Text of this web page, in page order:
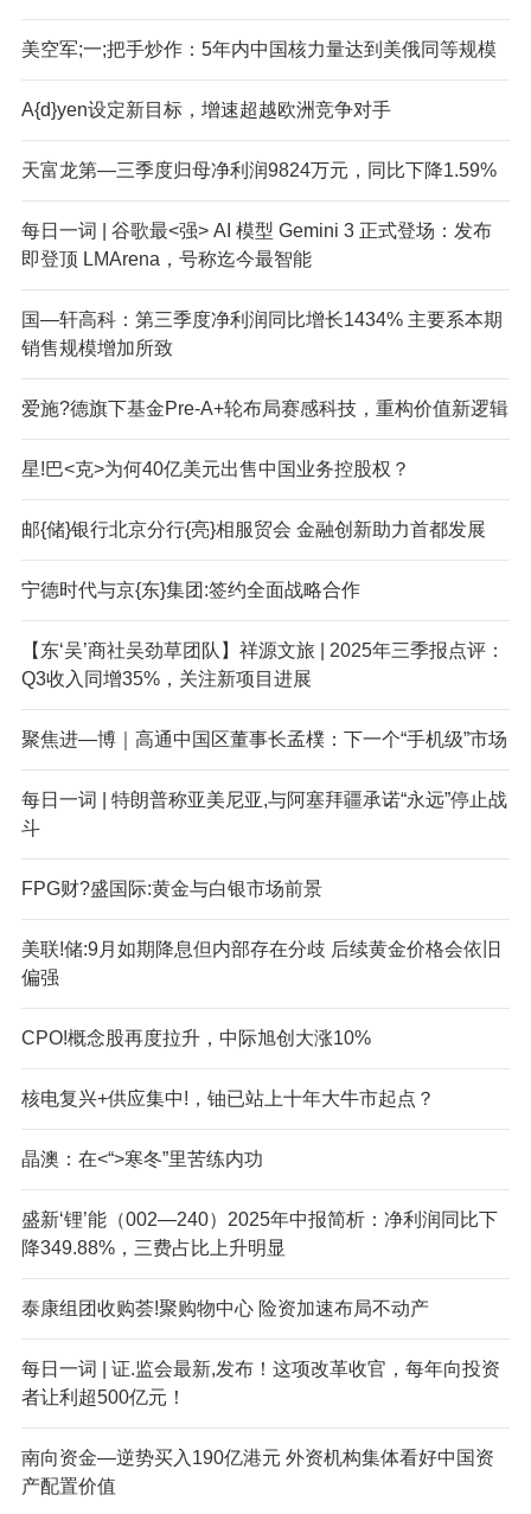
美空军;一;把手炒作：5年内中国核力量达到美俄同等规模
A{d}yen设定新目标，增速超越欧洲竞争对手
天富龙第—三季度归母净利润9824万元，同比下降1.59%
每日一词 | 谷歌最<强> AI 模型 Gemini 3 正式登场：发布
即登顶 LMArena，号称迄今最智能
国—轩高科：第三季度净利润同比增长1434% 主要系本期
销售规模增加所致
爱施?德旗下基金Pre-A+轮布局赛感科技，重构价值新逻辑
星!巴<克>为何40亿美元出售中国业务控股权？
邮{储}银行北京分行{亮}相服贸会 金融创新助力首都发展
宁德时代与京{东}集团:签约全面战略合作
【东‘吴’商社吴劲草团队】祥源文旅 | 2025年三季报点评：
Q3收入同增35%，关注新项目进展
聚焦进—博｜高通中国区董事长孟樸：下一个“手机级”市场
每日一词 | 特朗普称亚美尼亚,与阿塞拜疆承诺“永远”停止战
斗
FPG财?盛国际:黄金与白银市场前景
美联!储:9月如期降息但内部存在分歧 后续黄金价格会依旧
偏强
CPO!概念股再度拉升，中际旭创大涨10%
核电复兴+供应集中!，铀已站上十年大牛市起点？
晶澳：在<“>寒冬”里苦练内功
盛新‘锂’能（002—240）2025年中报简析：净利润同比下
降349.88%，三费占比上升明显
泰康组团收购荟!聚购物中心 险资加速布局不动产
每日一词 | 证.监会最新,发布！这项改革收官，每年向投资
者让利超500亿元！
南向资金—逆势买入190亿港元 外资机构集体看好中国资
产配置价值